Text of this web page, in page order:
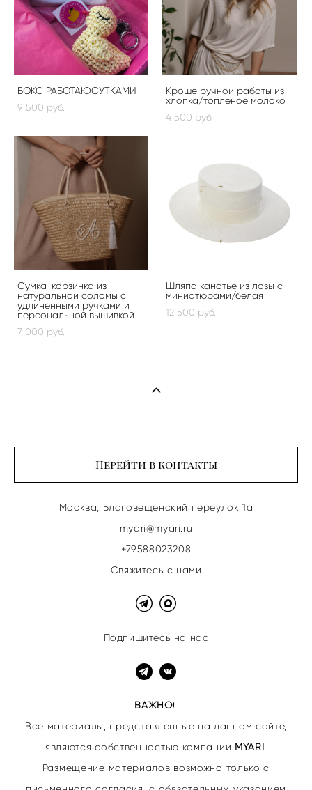
БОКС РАБОТАЮСУТКАМИ
9 500 pуб.
Кроше ручной работы из
хлопка/топлёное молоко
4 500 pуб.
Сумка-корзинка из
натуральной соломы с
удлиненными ручками и
персональной вышивкой
7 000 pуб.
Шляпа канотье из лозы с
миниатюрами/белая
12 500 pуб.
Перейти в контакты
Москва, Благовещенский переулок 1а
myari@myari.ru
+79588023208
Свяжитесь с нами
Подпишитесь на нас
ВАЖНО!
Все материалы, представленные на данном сайте,
являются собственностью компании MYARI
Размещение материалов возможно только с